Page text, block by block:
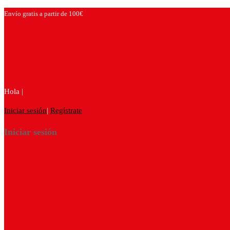
Envío gratis a partir de 100€
Hola |
Iniciar sesión| Regístrate
Iniciar sesión